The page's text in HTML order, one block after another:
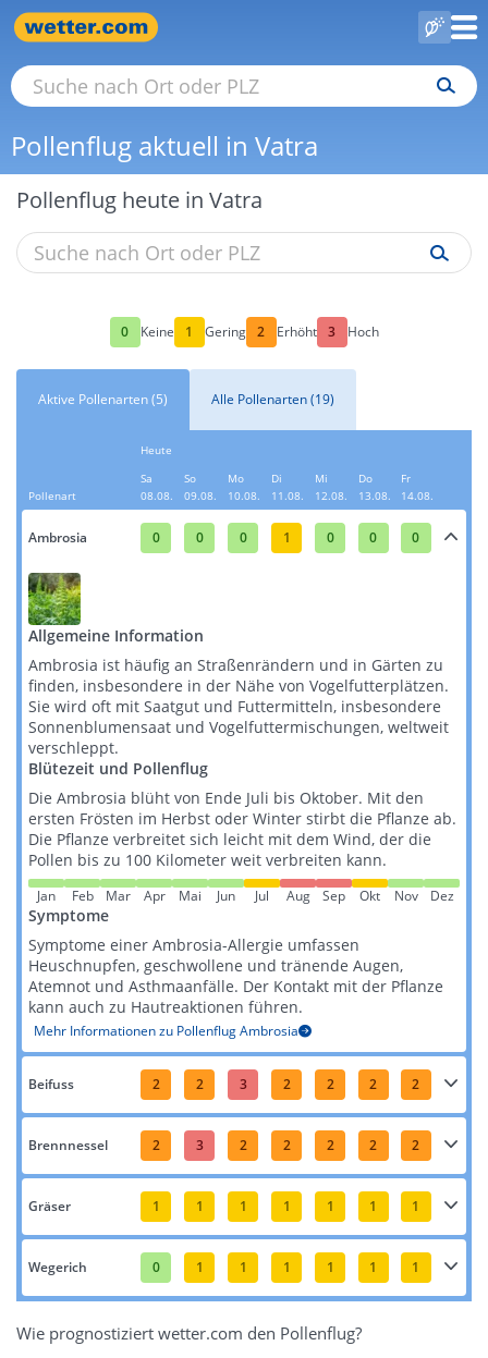
Pollenflug aktuell in Vatra
Pollenflug heute in Vatra
0 Keine 1 Gering 2 Erhöht 3 Hoch
Aktive Pollenarten (5) Alle Pollenarten (19)
Pollenart
Heute
Sa
08.08.
So
09.08.
Mo
10.08.
Di
11.08.
Mi
12.08.
Do
13.08.
Fr
14.08.
Ambrosia 0 0 0 1 0 0 0
Allgemeine Information
Ambrosia ist häufig an Straßenrändern und in Gärten zu
finden, insbesondere in der Nähe von Vogelfutterplätzen.
Sie wird oft mit Saatgut und Futtermitteln, insbesondere
Sonnenblumensaat und Vogelfuttermischungen, weltweit
verschleppt​​​​.
Blütezeit und Pollenflug
Die Ambrosia blüht von Ende Juli bis Oktober. Mit den
ersten Frösten im Herbst oder Winter stirbt die Pflanze ab.
Die Pflanze verbreitet sich leicht mit dem Wind, der die
Pollen bis zu 100 Kilometer weit verbreiten kann​​.
Jan Feb Mar Apr Mai Jun Jul Aug Sep Okt Nov Dez
Symptome
Symptome einer Ambrosia-Allergie umfassen
Heuschnupfen, geschwollene und tränende Augen,
Atemnot und Asthmaanfälle. Der Kontakt mit der Pflanze
kann auch zu Hautreaktionen führen​​.
Mehr Informationen zu Pollenflug Ambrosia
Beifuss 2 2 3 2 2 2 2
Brennnessel 2 3 2 2 2 2 2
Gräser 1 1 1 1 1 1 1
Wegerich 0 1 1 1 1 1 1
Wie prognostiziert wetter.com den Pollenflug?